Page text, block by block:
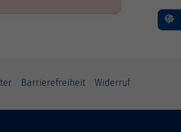
Barrierefreiheit Widerruf